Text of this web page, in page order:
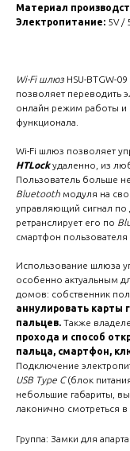
Материал
Электропитание: 5V /
Wi-Fi шлюз HSU-BTGW-
позволяет переводить
онлайн режим работы и
функционала.
Wi-Fi шлюз позволяет
HTLockудаленно, из
Пользователь больше
Bluetooth модуля на
управляющий сигнал по
ретранслирует его по
смартфон
Использование шлюза
особенно актуальным
домов: собственник
аннулировать карты
пальцев. Также
прохода и способ
пальца, смартфон,
Подключение
USB Type C(блок
небольшие габариты,
лаконично смотреться
Группа: Замки для